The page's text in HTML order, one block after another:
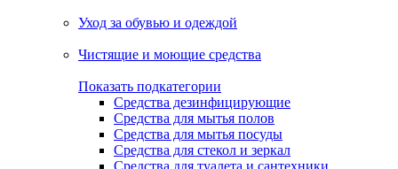
Уход за обувью и одеждой
Чистящие и моющие средства
Показать подкатегории
Средства дезинфицирующие
Средства для мытья полов
Средства для мытья посуды
Средства для стекол и зеркал